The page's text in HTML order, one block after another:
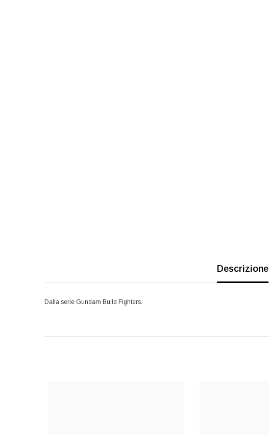
Descrizione
Dalla serie Gundam Build Fighters.